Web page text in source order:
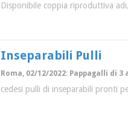
Disponibile coppia riproduttiva
Inseparabili Pulli
Roma, 02/12/2022: Pappagalli di
cedesi pulli di inseparabili pronti